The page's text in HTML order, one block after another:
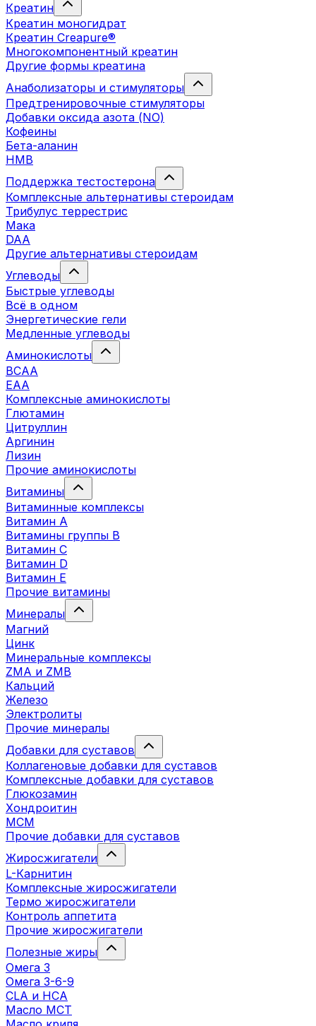
Креатин
Креатин моногидрат
Креатин Creapure®
Многокомпонентный креатин
Другие формы креатина
Анаболизаторы и стимуляторы
Предтренировочные стимуляторы
Добавки оксида азота (NO)
Кофеины
Бета-аланин
HMB
Поддержка тестостерона
Комплексные альтернативы стероидам
Трибулус террестрис
Мака
DAA
Другие альтернативы стероидам
Углеводы
Быстрые углеводы
Всё в одном
Энергетические гели
Медленные углеводы
Аминокислоты
BCAA
EAA
Комплексные аминокислоты
Глютамин
Цитруллин
Аргинин
Лизин
Прочие аминокислоты
Витамины
Витаминные комплексы
Витамин А
Витамины группы В
Витамин C
Витамин D
Витамин Е
Прочие витамины
Минералы
Магний
Цинк
Минеральные комплексы
ZMA и ZMB
Кальций
Железо
Электролиты
Прочие минералы
Добавки для суставов
Коллагеновые добавки для суставов
Комплексные добавки для суставов
Глюкозамин
Хондроитин
MCM
Прочие добавки для суставов
Жиросжигатели
L-Карнитин
Комплексные жиросжигатели
Термо жиросжигатели
Контроль аппетита
Прочие жиросжигатели
Полезные жиры
Омега 3
Омега 3-6-9
CLA и HCA
Масло МСТ